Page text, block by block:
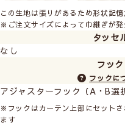
この生地は張りがあるため形状記
※ご注文サイズによって巾継ぎが
タッセ
なし
フック
フックに
アジャスターフック（A・B選
※フックはカーテン上部にセット
ます